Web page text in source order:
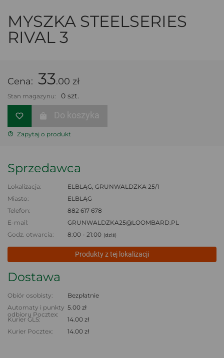
MYSZKA STEELSERIES
RIVAL 3
Cena: 33.00 zł
Stan magazynu: 0 szt.
Do koszyka
Zapytaj o produkt
Sprzedawca
Lokalizacja:
ELBLĄG, GRUNWALDZKA 25/1
Miasto:
ELBLĄG
Telefon:
882 617 678
E-mail:
GRUNWALDZKA25@LOOMBARD.PL
Godz. otwarcia:
8:00 - 21:00 (dziś)
Produkty z tej lokalizacji
Dostawa
Obiór osobisty:
Bezpłatnie
Automaty i punkty
odbioru Pocztex:
5.00 zł
Kurier GLS:
14.00 zł
Kurier Pocztex:
14.00 zł